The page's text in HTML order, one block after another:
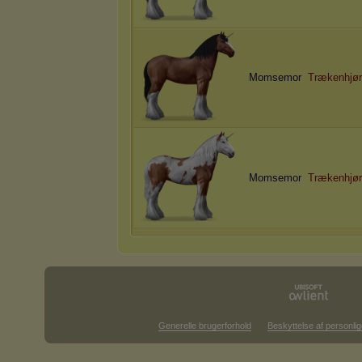
Momsemor Træ kenhjør
Momsemor Træ kenhjør
Generelle brugerforhold Beskyttelse af